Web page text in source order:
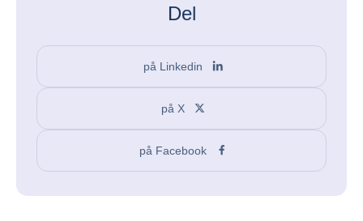
Del
på Linkedin
på X
på Facebook